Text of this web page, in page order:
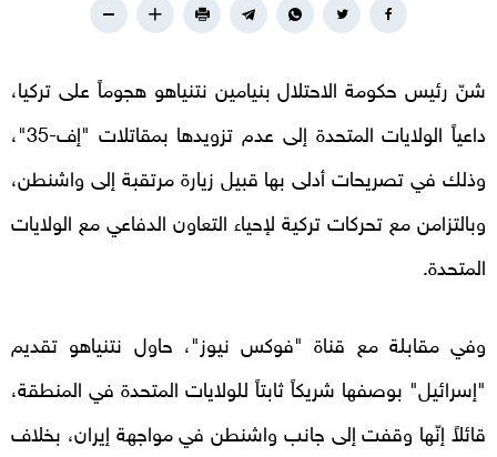
شنّ رئيس حكومة الاحتلال بنيامين نتنياهو هجوماً على تركيا،
داعياً الولايات المتحدة إلى عدم تزويدها بمقاتلات "إف-35"،
وذلك في تصريحات أدلى بها قبيل زيارة مرتقبة إلى واشنطن،
وبالتزامن مع تحركات تركية لإحياء التعاون الدفاعي مع الولايات
المتحدة.
وفي مقابلة مع قناة "فوكس نيوز"، حاول نتنياهو تقديم
"إسرائيل" بوصفها شريكاً ثابتاً للولايات المتحدة في المنطقة،
قائلاً إنّها وقفت إلى جانب واشنطن في مواجهة إيران، بخلاف